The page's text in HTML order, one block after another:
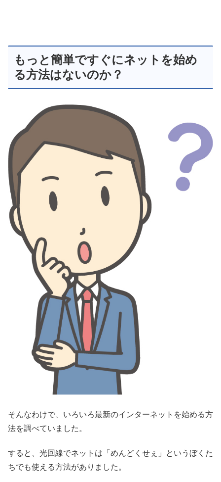
もっと簡単ですぐにネットを始め
る方法はないのか？
そんなわけで、いろいろ最新のインターネットを始める方
法を調べていました。
すると、光回線でネットは「めんどくせぇ」というぼくた
ちでも使える方法がありました。